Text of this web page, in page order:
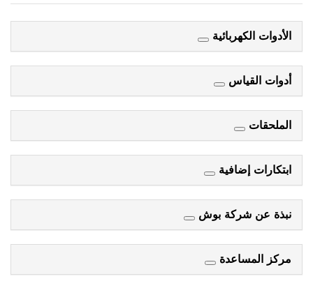
الأدوات الكهربائية
أدوات القياس
الملحقات
ابتكارات إضافية
نبذة عن شركة بوش
مركز المساعدة